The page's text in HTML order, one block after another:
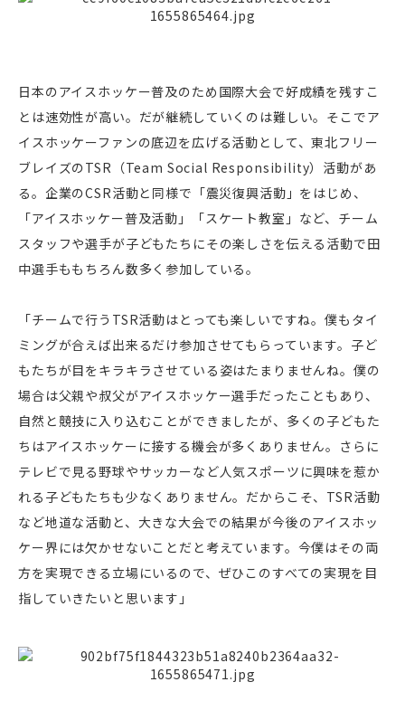
日本のアイスホッケー普及のため国際大会で好成績を残すこ
とは速効性が高い。だが継続していくのは難しい。そこでア
イスホッケーファンの底辺を広げる活動として、東北フリー
ブレイズのTSR（Team Social Responsibility）活動があ
る。企業のCSR活動と同様で「震災復興活動」をはじめ、
「アイスホッケー普及活動」「スケート教室」など、チーム
スタッフや選手が子どもたちにその楽しさを伝える活動で田
中選手ももちろん数多く参加している。
「チームで行うTSR活動はとっても楽しいですね。僕もタイ
ミングが合えば出来るだけ参加させてもらっています。子ど
もたちが目をキラキラさせている姿はたまりませんね。僕の
場合は父親や叔父がアイスホッケー選手だったこともあり、
自然と競技に入り込むことができましたが、多くの子どもた
ちはアイスホッケーに接する機会が多くありません。さらに
テレビで見る野球やサッカーなど人気スポーツに興味を惹か
れる子どもたちも少なくありません。だからこそ、TSR活動
など地道な活動と、大きな大会での結果が今後のアイスホッ
ケー界には欠かせないことだと考えています。今僕はその両
方を実現できる立場にいるので、ぜひこのすべての実現を目
指していきたいと思います」